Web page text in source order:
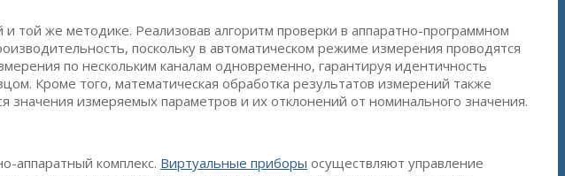
той же методике. Реализовав алгоритм проверки в аппаратно-программном
поскольку в автоматическом режиме измерения проводятся
по нескольким каналам одновременно, гарантируя идентичность
Кроме того, математическая обработка результатов измерений также
измеряемых параметров и их отклонений от номинального значения.
аппаратный комплекс. Виртуальные приборы осуществляют управление